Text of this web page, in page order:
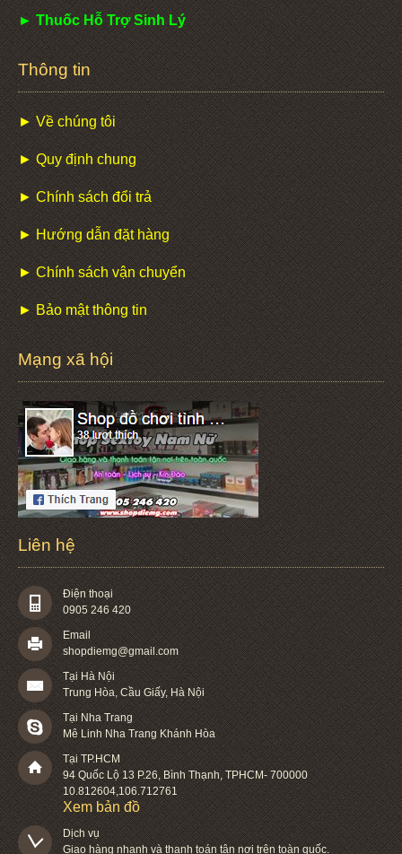
► Thuốc Hỗ Trợ Sinh Lý
Thông tin
► Về chúng tôi
► Quy định chung
► Chính sách đổi trả
► Hướng dẫn đặt hàng
► Chính sách vận chuyển
► Bảo mật thông tin
Mạng xã hội
Liên hệ
Điện thoại
0905 246 420
Email
shopdiemg@gmail.com
Tại Hà Nội
Trung Hòa, Cầu Giấy, Hà Nội
Tại Nha Trang
Mê Linh Nha Trang Khánh Hòa
Tại TP.HCM
94 Quốc Lộ 13 P.26,Bình Thạnh,TPHCM-700000
10.812604,106.712761
Xem bản đồ
Dịch vụ
Giao hàng nhanh và thanh toán tận nơi trên toàn quốc.